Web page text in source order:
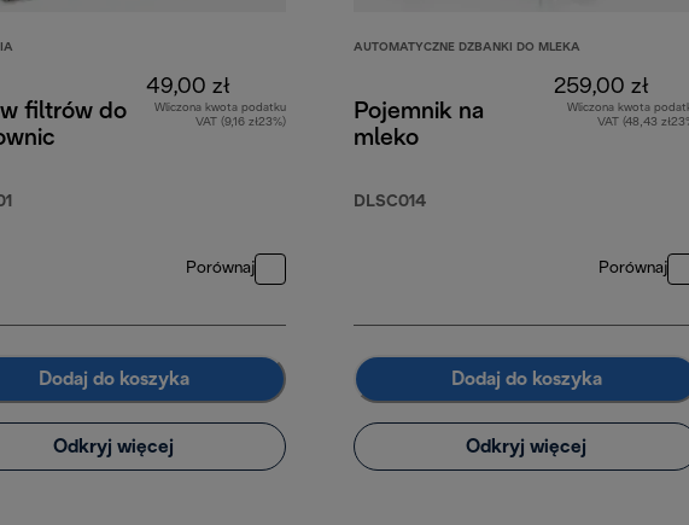
filtrów do
49,00 zł
Wliczona kwota podatku
VAT (9,16 zł23%)
Porównaj
Dodaj do koszyka
Odkryj więcej
AUTOMATYCZNE DZBANKI DO MLEKA
Pojemnik na
mleko
DLSC014
259,00 zł
Wliczona kwota
VAT (48,43
Porównaj
Dodaj do koszyka
Odkryj więcej